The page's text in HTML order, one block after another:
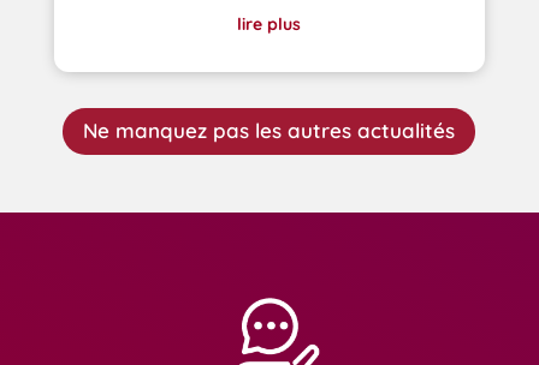
lire plus
Ne manquez pas les autres actualités